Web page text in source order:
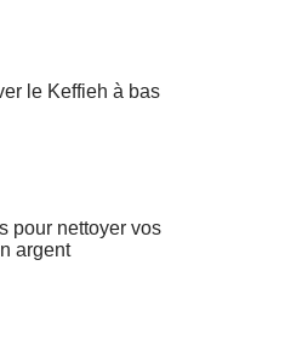
le Keffieh à bas
pour nettoyer vos
argent